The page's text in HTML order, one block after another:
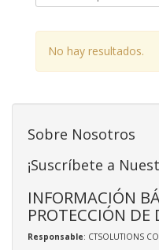
No hay resultados.
Sobre Nosotros
¡Suscríbete a
INFORMACIÓN
PROTECCIÓN DE
Responsable: CTSOLUTIONS